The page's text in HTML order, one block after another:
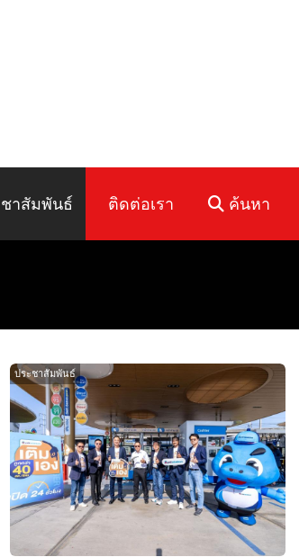
าสัมพันธ์ ติดต่อเรา ค้นหา
ประชาสัมพันธ์